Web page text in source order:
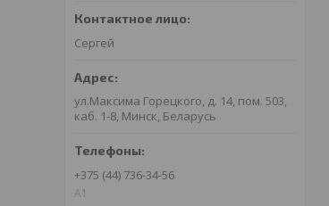
Сергей
ул.Максима Горецкого, д. 14, пом. 503,
каб. 1-8, Минск, Беларусь
+375 (44) 736-34-56
A1